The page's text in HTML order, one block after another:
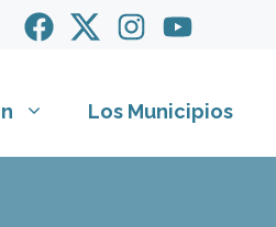
Los Municipios